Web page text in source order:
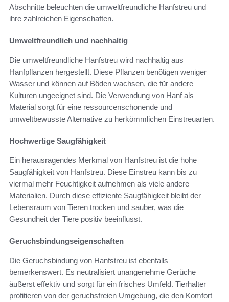
Abschnitte beleuchten die umweltfreundliche Hanfstreu und
ihre zahlreichen Eigenschaften.
Umweltfreundlich und nachhaltig
Die umweltfreundliche Hanfstreu wird nachhaltig aus
Hanfpflanzen hergestellt. Diese Pflanzen benötigen weniger
Wasser und können auf Böden wachsen, die für andere
Kulturen ungeeignet sind. Die Verwendung von Hanf als
Material sorgt für eine ressourcenschonende und
umweltbewusste Alternative zu herkömmlichen Einstreuarten.
Hochwertige Saugfähigkeit
Ein herausragendes Merkmal von Hanfstreu ist die hohe
Saugfähigkeit von Hanfstreu. Diese Einstreu kann bis zu
viermal mehr Feuchtigkeit aufnehmen als viele andere
Materialien. Durch diese effiziente Saugfähigkeit bleibt der
Lebensraum von Tieren trocken und sauber, was die
Gesundheit der Tiere positiv beeinflusst.
Geruchsbindungseigenschaften
Die Geruchsbindung von Hanfstreu ist ebenfalls
bemerkenswert. Es neutralisiert unangenehme Gerüche
äußerst effektiv und sorgt für ein frisches Umfeld. Tierhalter
profitieren von der geruchsfreien Umgebung, die den Komfort